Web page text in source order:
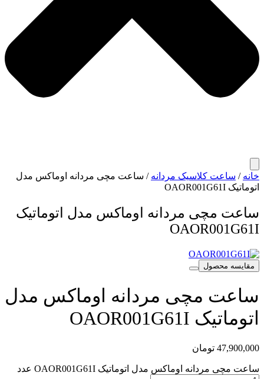
خانه / ساعت کلاسیک مردانه / ساعت مچی مردانه اوماکس مدل
اتوماتیک OAOR001G61I
ساعت مچی مردانه اوماکس مدل اتوماتیک
OAOR001G61I
مقایسه محصول
ساعت مچی مردانه اوماکس مدل
اتوماتیک OAOR001G61I
47,900,000 تومان
ساعت مچی مردانه اوماکس مدل اتوماتیک OAOR001G61I عدد